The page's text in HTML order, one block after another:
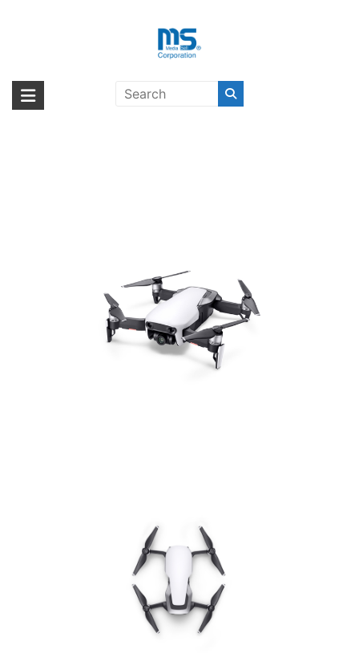
海外輸入ブランド商品｜株式会社
海外事業部が取り揃えている海外輸入商品には、日本では珍しい「海外ブ
ランド」をはじめ「ユニークな商品」「機能的な商品」「コストパフォー
(JP) Arctic White〔ディージェイア